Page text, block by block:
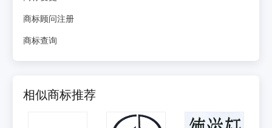
商标顾问注册
商标查询
相似商标推荐